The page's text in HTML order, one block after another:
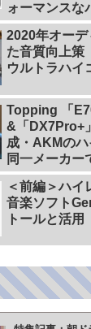
ォーマンスな
2020年オー
た音質向上
ウルトラハイ
Topping 「
&「DX7Pro+
成・AKMの
同一メーカー
【
＜前編＞ハ
音楽ソフト
トールと活用